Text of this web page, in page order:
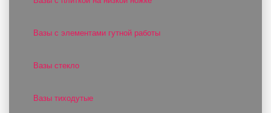
Вазы с элементами гутной работы
Вазы стекло
Вазы тиходутые